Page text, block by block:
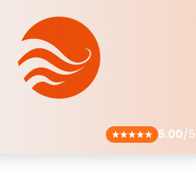
5.00/5